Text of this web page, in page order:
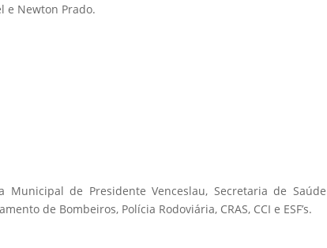
e Newton Prado.
de Presidente Venceslau, Secretaria de Saúde
de Bombeiros, Polícia Rodoviária, CRAS, CCI e ESF’s.